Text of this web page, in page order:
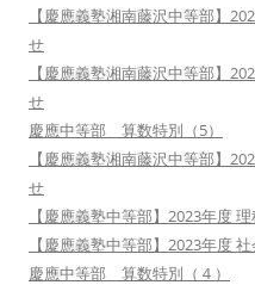
【慶應義塾湘南藤沢中等部】
せ
【慶應義塾湘南藤沢中等部】
せ
慶應中等部 算数特別（5）
【慶應義塾湘南藤沢中等部】
せ
【慶應義塾中等部】2023年度
【慶應義塾中等部】2023年度
慶應中等部 算数特別（４）